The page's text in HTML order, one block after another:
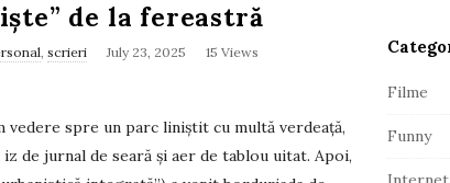
de la fereastră
, scrieri July 23, 2025
15 Views
vedere spre un parc liniștit cu multă verdeață,
de jurnal de seară și aer de tablou uitat. Apoi,
i
d
b
a
Filme
Funny